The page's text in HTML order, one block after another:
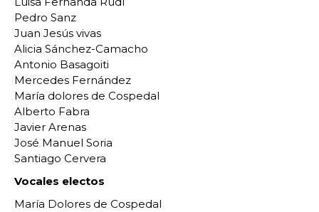
Pedro Sanz
Juan Jesús vivas
Alicia Sánchez-Camacho
Antonio Basagoiti
Mercedes Fernández
María dolores de Cospedal
Alberto Fabra
Javier Arenas
José Manuel Soria
Santiago Cervera
Vocales electos
María Dolores de Cospedal